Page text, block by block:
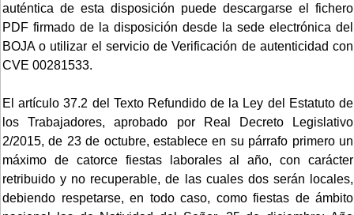
auténtica de esta disposición puede descargarse el fichero
PDF firmado de la disposición desde la sede electrónica del
BOJA o utilizar el servicio de Verificación de autenticidad con
CVE 00281533.
El artículo 37.2 del Texto Refundido de la Ley del Estatuto de
los Trabajadores, aprobado por Real Decreto Legislativo
2/2015, de 23 de octubre, establece en su párrafo primero un
máximo de catorce fiestas laborales al año, con carácter
retribuido y no recuperable, de las cuales dos serán locales,
debiendo respetarse, en todo caso, como fiestas de ámbito